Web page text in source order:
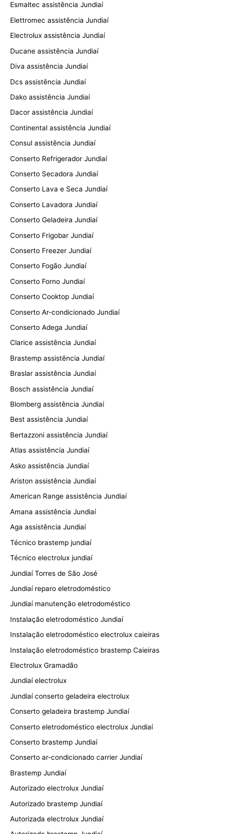
Esmaltec assistência Jundiaí
Elettromec assistência Jundiaí
Electrolux assistência Jundiaí
Ducane assistência Jundiaí
Diva assistência Jundiaí
Dcs assistência Jundiaí
Dako assistência Jundiaí
Dacor assistência Jundiaí
Continental assistência Jundiaí
Consul assistência Jundiaí
Conserto Refrigerador Jundiaí
Conserto Secadora Jundiaí
Conserto Lava e Seca Jundiaí
Conserto Lavadora Jundiaí
Conserto Geladeira Jundiaí
Conserto Frigobar Jundiaí
Conserto Freezer Jundiaí
Conserto Fogão Jundiaí
Conserto Forno Jundiaí
Conserto Cooktop Jundiaí
Conserto Ar-condicionado Jundiaí
Conserto Adega Jundiaí
Clarice assistência Jundiaí
Brastemp assistência Jundiaí
Braslar assistência Jundiaí
Bosch assistência Jundiaí
Blomberg assistência Jundiaí
Best assistência Jundiaí
Bertazzoni assistência Jundiaí
Atlas assistência Jundiaí
Asko assistência Jundiaí
Ariston assistência Jundiaí
American Range assistência Jundiaí
Amana assistência Jundiaí
Aga assistência Jundiaí
Técnico brastemp jundiaí
Técnico electrolux jundiaí
Jundiaí Torres de São José
Jundiaí reparo eletrodoméstico
Jundiaí manutenção eletrodoméstico
Instalação eletrodoméstico Jundiaí
Instalação eletrodoméstico electrolux caieiras
Instalação eletrodoméstico brastemp Caieiras
Electrolux Gramadão
Jundiaí electrolux
Jundiaí conserto geladeira electrolux
Conserto geladeira brastemp Jundiaí
Conserto eletrodoméstico electrolux Jundiaí
Conserto brastemp Jundiaí
Conserto ar-condicionado carrier Jundiaí
Brastemp Jundiaí
Autorizado electrolux Jundiaí
Autorizado brastemp Jundiaí
Autorizada electrolux Jundiaí